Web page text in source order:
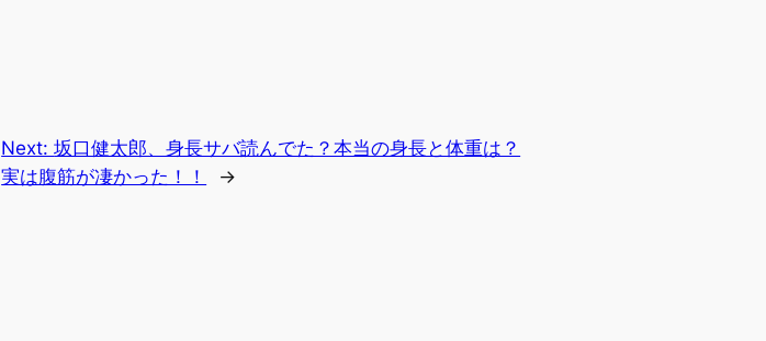
Next:坂口健太郎、身長サバ読んでた？本当の身長と体重は？
実は腹筋が凄かった！！
→